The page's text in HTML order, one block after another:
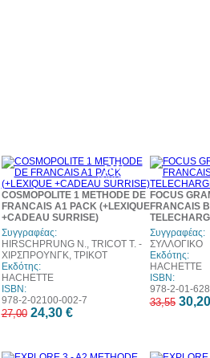
10%
έκπτωση
COSMOPOLITE 1 METHODE DE
FRANCAIS A1 PACK (+LEXIQUE
+CADEAU SURRISE)
Συγγραφέας:
HIRSCHPRUNG N., TRICOT T. -
ΧΙΡΣΠΡΟΥΝΓΚ, ΤΡΙΚΟΤ
Εκδότης:
HACHETTE
ISBN:
978-2-02100-002-7
27,00 24,30 €
FOCUS
FRANCAIS
Συγγραφέας:
ΣΥΛΛΟΓΙΚΟ
Εκδότης:
HACHETTE
ISBN:
978-2-01-
33,55